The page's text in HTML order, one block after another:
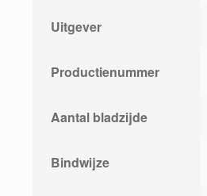
Uitgever
Productienummer
Aantal bladzijde
Bindwijze